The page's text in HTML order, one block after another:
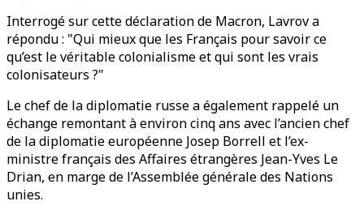
Interrogé sur cette déclaration de Macron, Lavrov a
répondu : "Qui mieux que les Français pour savoir ce
qu’est le véritable colonialisme et qui sont les vrais
colonisateurs ?"
Le chef de la diplomatie russe a également rappelé un
échange remontant à environ cinq ans avec l’ancien chef
de la diplomatie européenne Josep Borrell et l’ex-
ministre français des Affaires étrangères Jean-Yves Le
Drian, en marge de l’Assemblée générale des Nations
unies.